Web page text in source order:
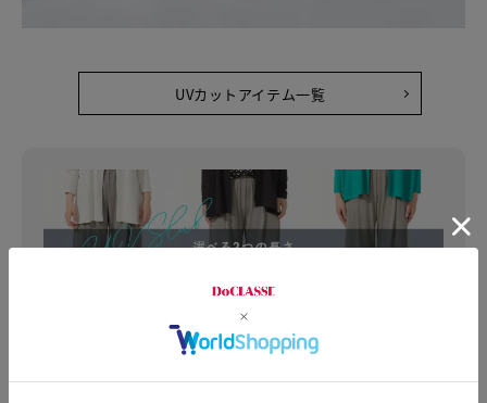
UVカットアイテム一覧